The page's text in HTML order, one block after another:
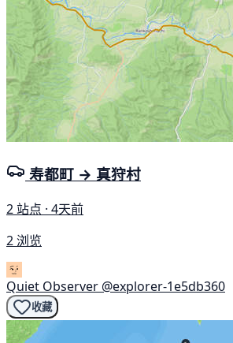
寿都町 → 真狩村
2 站点 · 4天前
2 浏览
Quiet Observer @explorer-1e5db360
收藏